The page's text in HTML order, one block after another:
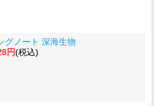
グノート 深海生物
円(税込)